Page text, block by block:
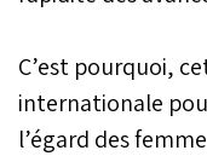
C’est pourquoi,
internationale
l’égard des